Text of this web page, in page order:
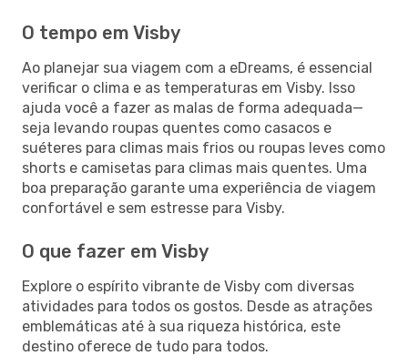
O tempo em Visby
Ao planejar sua viagem com a eDreams, é essencial
verificar o clima e as temperaturas em Visby. Isso
ajuda você a fazer as malas de forma adequada—
seja levando roupas quentes como casacos e
suéteres para climas mais frios ou roupas leves como
shorts e camisetas para climas mais quentes. Uma
boa preparação garante uma experiência de viagem
confortável e sem estresse para Visby.
O que fazer em Visby
Explore o espírito vibrante de Visby com diversas
atividades para todos os gostos. Desde as atrações
emblemáticas até à sua riqueza histórica, este
destino oferece de tudo para todos.